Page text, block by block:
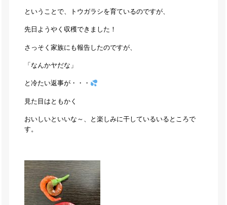
ということで、トウガラシを育ているのですが、
先日ようやく収穫できました！
さっそく家族にも報告したのですが、
「なんかヤだな」
と冷たい返事が・・・
見た目はともかく
おいしいといいな～、と楽しみに干しているいるところで
す。